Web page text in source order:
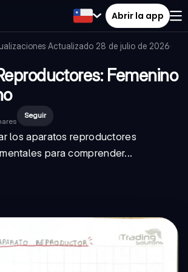
Abrir la app
·Actualizado 28 de julio de 2026·
Femenino
Seguir
los aparatos reproductores
para comprender...